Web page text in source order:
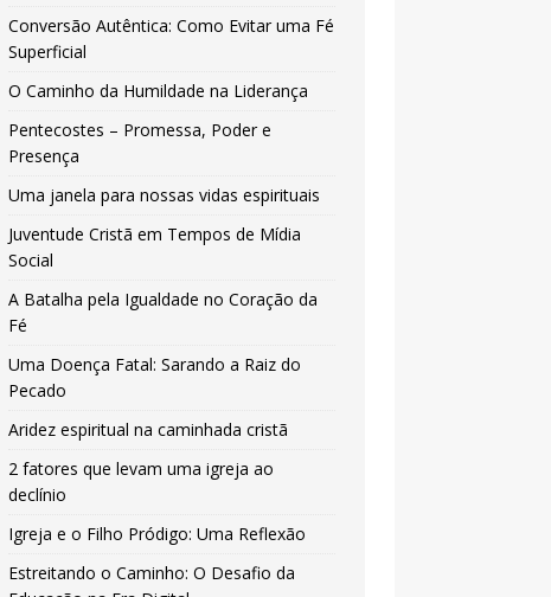
Conversão Autêntica: Como Evitar uma Fé
Superficial
O Caminho da Humildade na Liderança
Pentecostes – Promessa, Poder e
Presença
Uma janela para nossas vidas espirituais
Juventude Cristã em Tempos de Mídia
Social
A Batalha pela Igualdade no Coração da
Fé
Uma Doença Fatal: Sarando a Raiz do
Pecado
Aridez espiritual na caminhada cristã
2 fatores que levam uma igreja ao
declínio
Igreja e o Filho Pródigo: Uma Reflexão
Estreitando o Caminho: O Desafio da